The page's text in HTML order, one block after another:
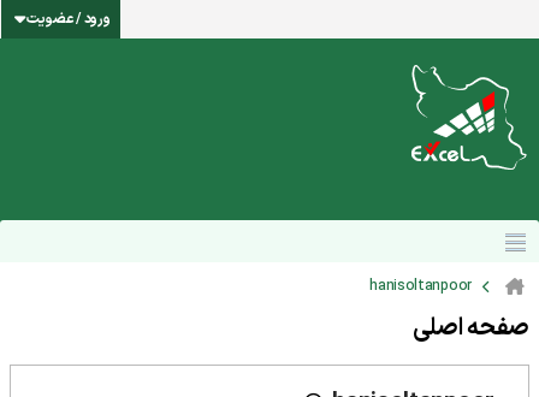
ورود / عضویت
hanisoltanpoor
صفحه اصلی